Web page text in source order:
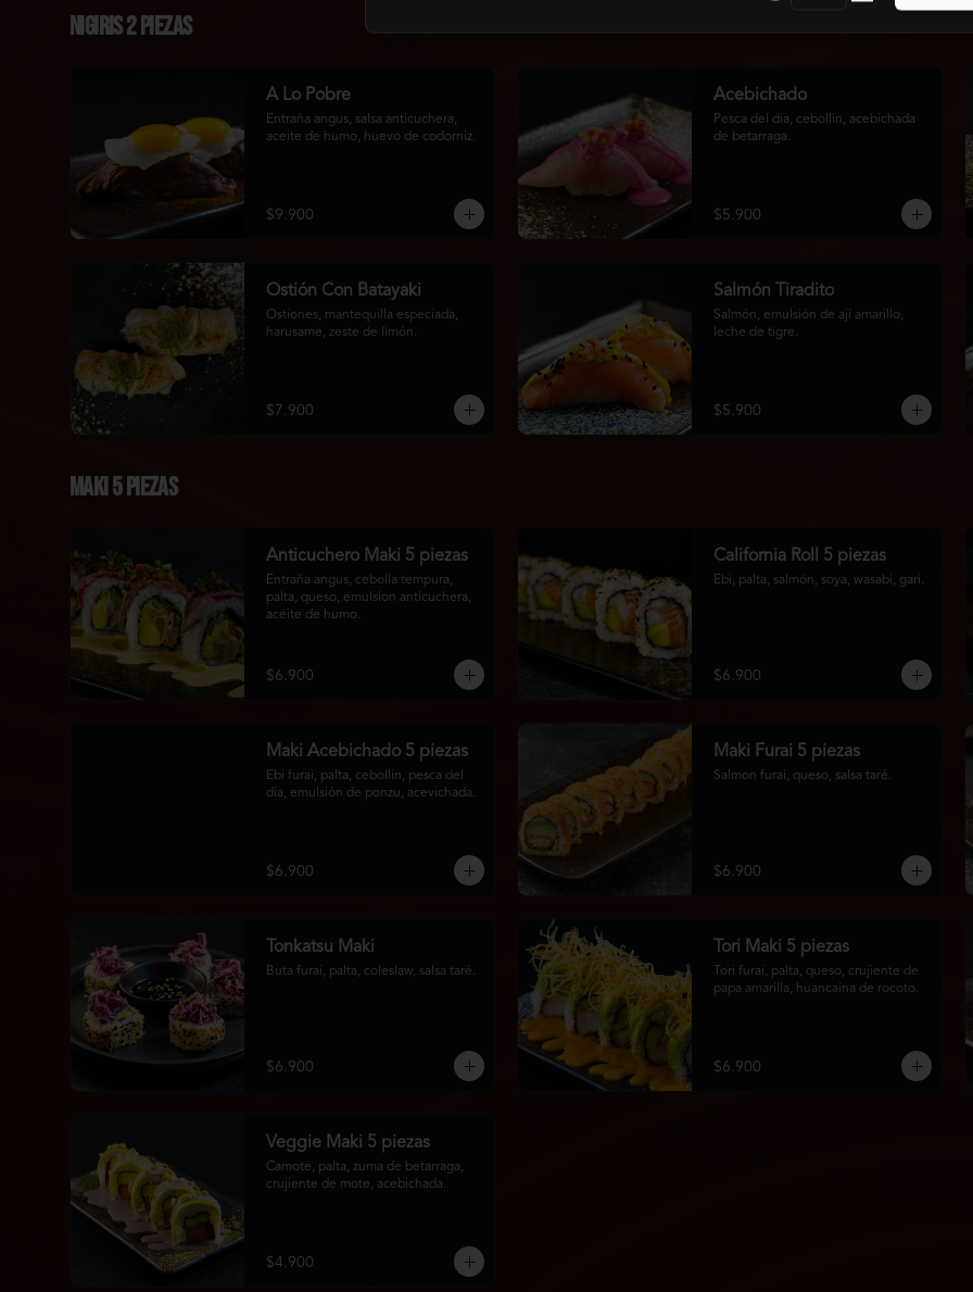
Nigiris 2 Piezas
A Lo Pobre
Entraña angus, salsa anticuchera,
aceite de humo, huevo de codorniz.
$9.900
Acebichado
Pesca del dia, cebollin, acebichada
de betarraga.
$5.900
Ostión Con Batayaki
Ostiones, mantequilla especiada,
harusame, zeste de limón.
$7.900
Salmón Tiradito
Salmón, emulsión de ají amarillo,
leche de tigre.
$5.900
Maki 5 piezas
Anticuchero Maki 5 piezas
Entraña angus, cebolla tempura,
palta, queso, emulsion anticuchera,
aceite de humo.
$6.900
California Roll 5 piezas
Ebi, palta, salmón, soya, wasabi, gari.
$6.900
Maki Acebichado 5 piezas
Ebi furai, palta, cebollín, pesca del
día, emulsión de ponzu, acevichada.
$6.900
Maki Furai 5 piezas
Salmon furai, queso, salsa taré.
$6.900
Tonkatsu Maki
Buta furai, palta, coleslaw, salsa taré.
$6.900
Tori Maki 5 piezas
Tori furai, palta, queso, crujiente de
papa amarilla, huancaina de rocoto.
$6.900
Veggie Maki 5 piezas
Camote, palta, zuma de betarraga,
crujiente de mote, acebichada.
$4.900